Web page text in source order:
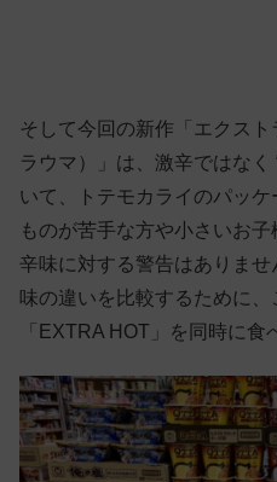
そして今回の新作「エクス
ラウマ）」は、激辛ではなく
いて、トテモカライのパッ
ものが苦手な方や小さいお
辛味に対する警告はありま
味の違いを比較するために
「EXTRA HOT」を同時に食